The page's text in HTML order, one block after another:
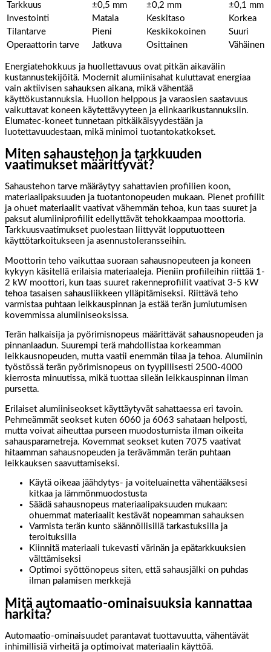
Tarkkuus
±0,5 mm ±0,2 mm
±0,1 mm
Investointi
Matala Keskitaso
Korkea
Tilantarve
Pieni Keskikokoinen
Suuri
Operaattorin tarve
Jatkuva Osittainen Vähäinen
Energiatehokkuus ja huollettavuus ovat pitkän aikavälin
kustannustekijöitä. Modernit alumiinisahat kuluttavat energiaa
vain aktiivisen sahauksen aikana, mikä vähentää
käyttökustannuksia. Huollon helppous ja varaosien saatavuus
vaikuttavat koneen käytettävyyteen ja elinkaarikustannuksiin.
Elumatec-koneet tunnetaan pitkäikäisyydestään ja
luotettavuudestaan, mikä minimoi tuotantokatkokset.
Miten sahaustehon ja tarkkuuden
vaatimukset määrittyvät?
Sahaustehon tarve määräytyy sahattavien profiilien koon,
materiaalipaksuuden ja tuotantonopeuden mukaan. Pienet profiilit
ja ohuet materiaalit vaativat vähemmän tehoa, kun taas suuret ja
paksut alumiiniprofiilit edellyttävät tehokkaampaa moottoria.
Tarkkuusvaatimukset puolestaan liittyvät lopputuotteen
käyttötarkoitukseen ja asennustoleransseihin.
Moottorin teho vaikuttaa suoraan sahausnopeuteen ja koneen
kykyyn käsitellä erilaisia materiaaleja. Pieniin profiileihin riittää 1-
2 kW moottori, kun taas suuret rakenneprofiilit vaativat 3-5 kW
tehoa tasaisen sahausliikkeen ylläpitämiseksi. Riittävä teho
varmistaa puhtaan leikkauspinnan ja estää terän jumiutumisen
kovemmissa alumiiniseoksissa.
Terän halkaisija ja pyörimisnopeus määrittävät sahausnopeuden ja
pinnanlaadun. Suurempi terä mahdollistaa korkeamman
leikkausnopeuden, mutta vaatii enemmän tilaa ja tehoa. Alumiinin
työstössä terän pyörimisnopeus on tyypillisesti 2500-4000
kierrosta minuutissa, mikä tuottaa sileän leikkauspinnan ilman
pursetta.
Erilaiset alumiiniseokset käyttäytyvät sahattaessa eri tavoin.
Pehmeämmät seokset kuten 6060 ja 6063 sahataan helposti,
mutta voivat aiheuttaa purseen muodostumista ilman oikeita
sahausparametreja. Kovemmat seokset kuten 7075 vaativat
hitaamman sahausnopeuden ja terävämmän terän puhtaan
leikkauksen saavuttamiseksi.
Käytä oikeaa jäähdytys- ja voiteluainetta vähentääksesi
kitkaa ja lämmönmuodostusta
Säädä sahausnopeus materiaalipaksuuden mukaan:
ohuemmat materiaalit kestävät nopeamman sahauksen
Varmista terän kunto säännöllisillä tarkastuksilla ja
teroituksilla
Kiinnitä materiaali tukevasti värinän ja epätarkkuuksien
välttämiseksi
Optimoi syöttönopeus siten, että sahausjälki on puhdas
ilman palamisen merkkejä
Mitä automaatio-ominaisuuksia kannattaa
harkita?
Automaatio-ominaisuudet parantavat tuottavuutta, vähentävät
inhimillisiä virheitä ja optimoivat materiaalin käyttöä.